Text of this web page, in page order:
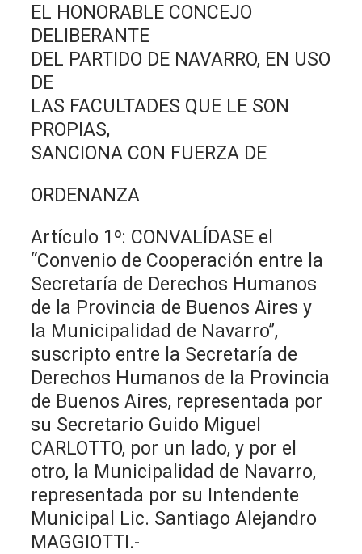
EL HONORABLE CONCEJO
DELIBERANTE
DEL PARTIDO DE NAVARRO, EN USO
DE
LAS FACULTADES QUE LE SON
PROPIAS,
SANCIONA CON FUERZA DE
ORDENANZA
Artículo 1º: CONVALÍDASE el
“Convenio de Cooperación entre la
Secretaría de Derechos Humanos
de la Provincia de Buenos Aires y
la Municipalidad de Navarro”,
suscripto entre la Secretaría de
Derechos Humanos de la Provincia
de Buenos Aires, representada por
su Secretario Guido Miguel
CARLOTTO, por un lado, y por el
otro, la Municipalidad de Navarro,
representada por su Intendente
Municipal Lic. Santiago Alejandro
MAGGIOTTI.-